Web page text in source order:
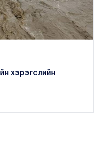
хэрэгслийн